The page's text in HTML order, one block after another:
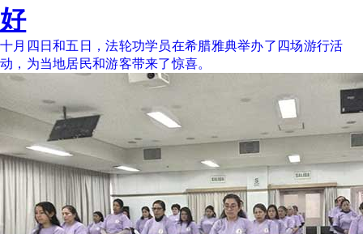
好
十月四日和五日，法轮功学员在希腊雅典举办了四场游行活
动，为当地居民和游客带来了惊喜。